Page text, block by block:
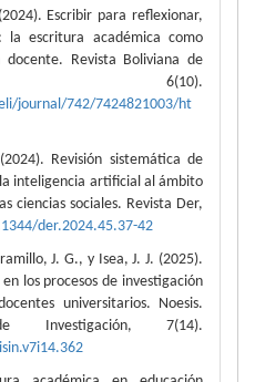
Escribir para reflexionar,
la escritura académica como
Revista Boliviana de
6(10).
journal/742/7424821003/ht
Revisión sistemática de
inteligencia artificial al ámbito
ciencias sociales. Revista Der,
der.2024.45.37-42
J. G., y Isea, J. J. (2025).
los procesos de investigación
universitarios. Noesis.
Investigación, 7(14).